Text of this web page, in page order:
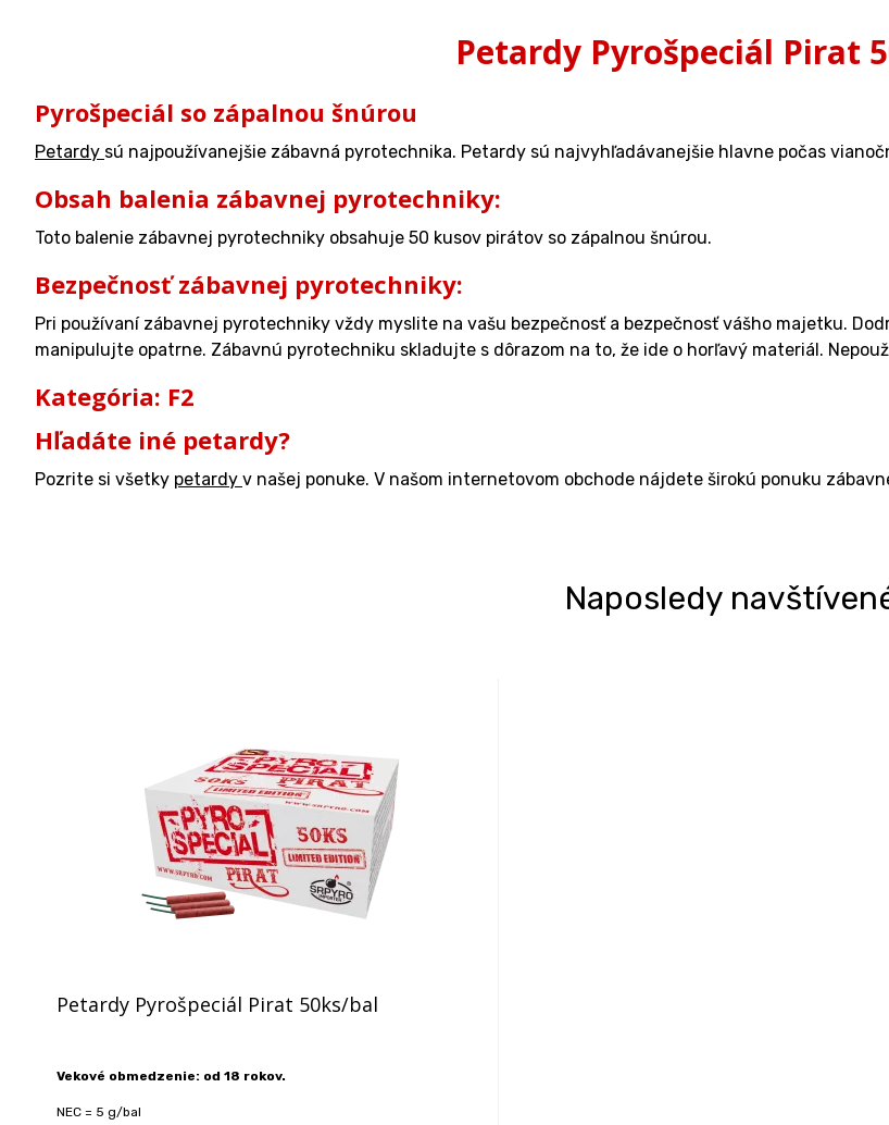
Petardy Pyrošpeciál Pirat
Pyrošpeciál so zápalnou šnúrou
Petardy sú najpoužívanejšie zábavná pyrotechnika. Petardy sú najvyhľadávanejšie hlavne počas
Obsah balenia zábavnej pyrotechniky:
Toto balenie zábavnej pyrotechniky obsahuje 50 kusov pirátov so zápalnou šnúrou.
Bezpečnosť zábavnej pyrotechniky:
Pri používaní zábavnej pyrotechniky vždy myslite na vašu bezpečnosť a bezpečnosť vášho majetku.
manipulujte opatrne. Zábavnú pyrotechniku skladujte s dôrazom na to, že ide o horľavý materiál.
Kategória: F2
Hľadáte iné petardy?
Pozrite si všetky petardy v našej ponuke. V našom internetovom obchode nájdete širokú ponuku
Naposledy
Petardy Pyrošpeciál Pirat 50ks/bal
Vekové obmedzenie: od 18 rokov.
NEC = 5 g/bal